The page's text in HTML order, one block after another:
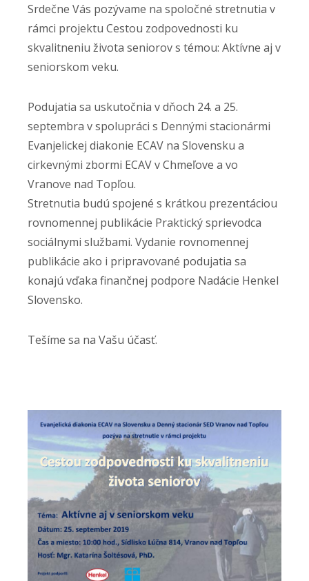
Srdečne Vás pozývame na spoločné stretnutia v
rámci projektu Cestou zodpovednosti ku
skvalitneniu života seniorov s témou: Aktívne aj v
seniorskom veku.
Podujatia sa uskutočnia v dňoch 24. a 25.
septembra v spolupráci s Dennými stacionármi
Evanjelickej diakonie ECAV na Slovensku a
cirkevnými zbormi ECAV v Chmeľove a vo
Vranove nad Topľou.
Stretnutia budú spojené s krátkou prezentáciou
rovnomennej publikácie Praktický sprievodca
sociálnymi službami. Vydanie rovnomennej
publikácie ako i pripravované podujatia sa
konajú vďaka finančnej podpore Nadácie Henkel
Slovensko.
Tešíme sa na Vašu účasť.